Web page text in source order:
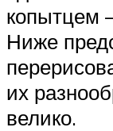
копытцем
Ниже
их
велико.